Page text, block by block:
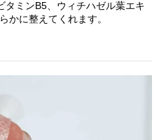
タミンB5、ウィチハゼル葉エキ
かに整えてくれます。